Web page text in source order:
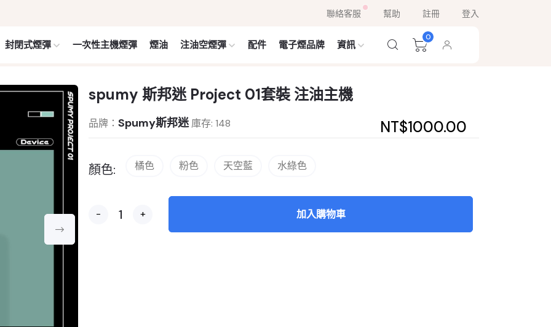
聯絡客服 幫助 註冊 登入
封閉式煙彈 一次性主機煙彈 煙油 注油空煙彈 配件 電子煙品牌 資訊
0
spumy 斯邦迷 Project 01套裝 注油主機
品牌： Spumy斯邦迷 NT$1000.00
庫存: 148
顏色: 橘色 粉色 天空藍 水綠色
- + 加入購物車